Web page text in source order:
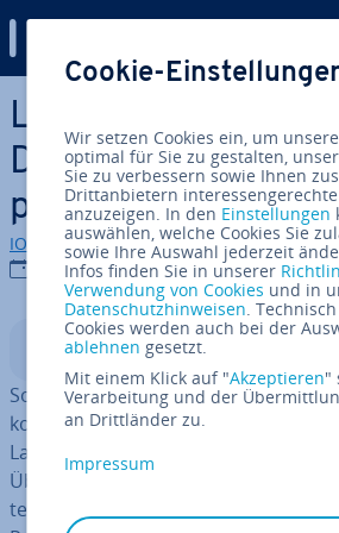
Zum Haupt­in­halt springen
Die besten
pro­gram­me im
IONOS Redaktion
13.11.2024
Auf Auf
In­halts­ver­zeich­nis
Sobald ein Un­ter­neh­men eine
kommt man ohne ein
Lager nicht mehr weiter. Damit sie
Überblick über alle Waren im
ter­neh­men auf
Cookie-
Wir setzen Cookies ein, um
optimal für Sie zu gestalten,
Sie zu verbessern sowie Ihnen
Drittanbietern
anzuzeigen. In den Einstellungen
auswählen, welche Cookies Sie
sowie Ihre Auswahl jederzeit
Infos finden Sie in unserer
Verwendung von Cookies und in
Datenschutzhinweisen.
Cookies werden auch bei der
ablehnen gesetzt.
Mit einem Klick auf "Akzeptieren"
Verarbeitung und der
an Drittländer zu.
Impressum